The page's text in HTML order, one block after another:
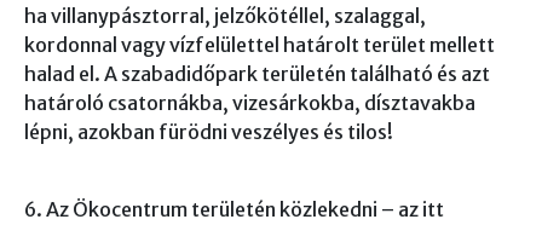
ha villanypásztorral, jelzőkötéllel, szalaggal,
kordonnal vagy vízfelülettel határolt terület mellett
halad el. A szabadidőpark területén található és azt
határoló csatornákba, vizesárkokba, dísztavakba
lépni, azokban fürödni veszélyes és tilos!
6. Az Ökocentrum területén közlekedni – az itt